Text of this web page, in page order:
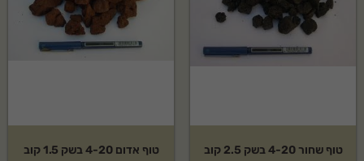
טוף שחור 4-20 בשק 2.5 קוב טוף אדום 4-20 בשק 1.5 קוב